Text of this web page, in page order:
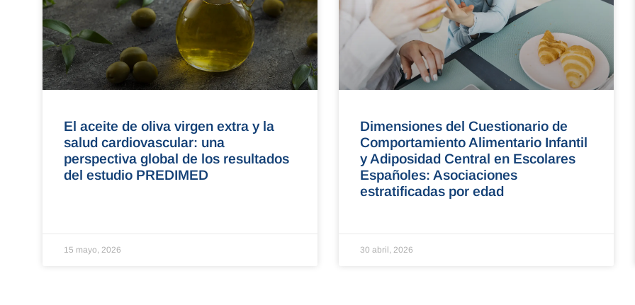
El aceite de oliva virgen extra y la
salud cardiovascular: una
perspectiva global de los resultados
del estudio PREDIMED
15 mayo, 2026
Dimensiones del Cuestionario de
Comportamiento Alimentario Infantil
y Adiposidad Central en Escolares
Españoles: Asociaciones
estratificadas por edad
30 abril, 2026